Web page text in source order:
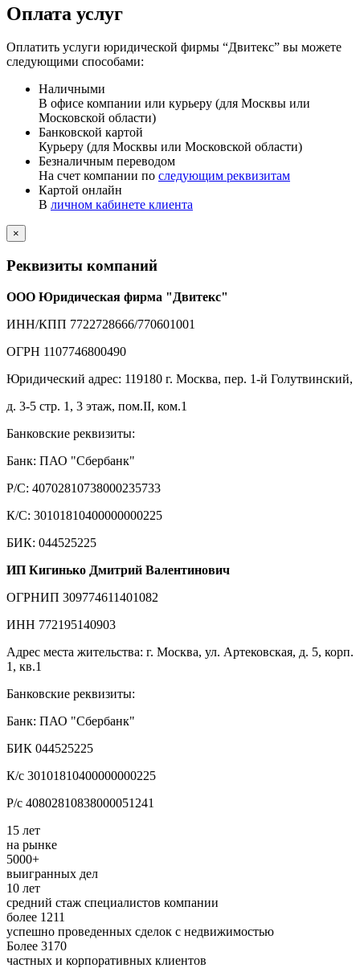
Оплата услуг
Оплатить услуги юридической фирмы “Двитекс” вы можете
следующими способами:
Наличными
В офисе компании или курьеру (для Москвы или
Московской области)
Банковской картой
Курьеру (для Москвы или Московской области)
Безналичным переводом
На счет компании по следующим реквизитам
Картой онлайн
В личном кабинете клиента
×
Реквизиты компаний
ООО Юридическая фирма "Двитекс"
ИНН/КПП 7722728666/770601001
ОГРН 1107746800490
Юридический адрес: 119180 г. Москва, пер. 1-й Голутвинский,
д. 3-5 стр. 1, 3 этаж, пом.II, ком.1
Банковские реквизиты:
Банк: ПАО "Сбербанк"
Р/С: 40702810738000235733
К/С: 30101810400000000225
БИК: 044525225
ИП Кигинько Дмитрий Валентинович
ОГРНИП 309774611401082
ИНН 772195140903
Адрес места жительства: г. Москва, ул. Артековская, д. 5, корп.
1, кв.1
Банковские реквизиты:
Банк: ПАО "Сбербанк"
БИК 044525225
К/с 30101810400000000225
Р/с 40802810838000051241
15 лет
на рынке
5000+
выигранных дел
10 лет
средний стаж специалистов компании
более 1211
успешно проведенных сделок с недвижимостью
Более 3170
частных и корпоративных клиентов